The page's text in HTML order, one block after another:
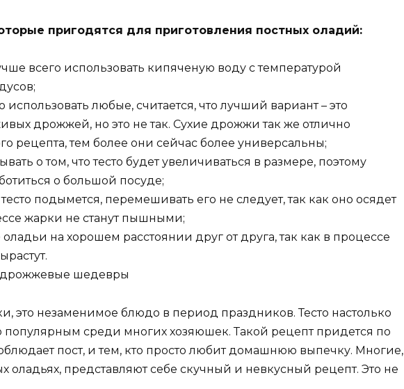
пригодятся для приготовления постных оладий:
всего использовать кипяченую воду с температурой
любые, считается, что лучший вариант – это
дрожжей, но это не так. Сухие дрожжи так же отлично
рецепта, тем более они сейчас более универсальны;
о том, что тесто будет увеличиваться в размере, поэтому
о большой посуде;
тесто подымется, перемешивать его не следует, так как оно осядет
жарки не станут пышными;
на хорошем расстоянии друг от друга, так как в процессе
дрожжевые шедевры
это незаменимое блюдо в период праздников. Тесто настолько
популярным среди многих хозяюшек. Такой рецепт придется по
пост, и тем, кто просто любит домашнюю выпечку. Многие,
оладьях, представляют себе скучный и невкусный рецепт. Это не